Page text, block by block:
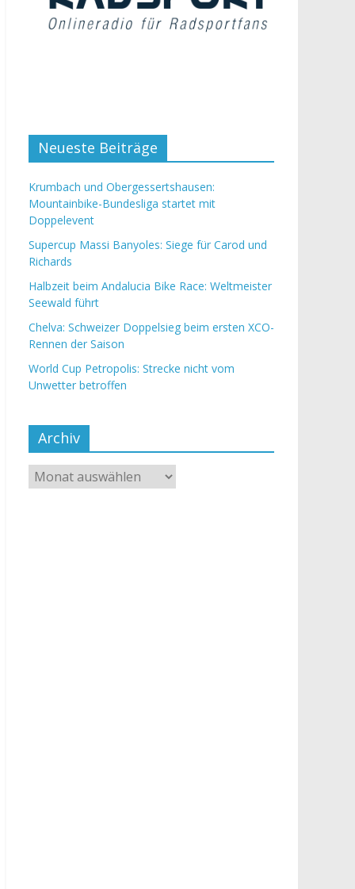
Neueste Beiträge
Krumbach und Obergessertshausen:
Mountainbike-Bundesliga startet mit
Doppelevent
Supercup Massi Banyoles: Siege für Carod und
Richards
Halbzeit beim Andalucia Bike Race: Weltmeister
Seewald führt
Chelva: Schweizer Doppelsieg beim ersten XCO-
Rennen der Saison
World Cup Petropolis: Strecke nicht vom
Unwetter betroffen
Archiv